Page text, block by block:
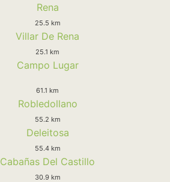
Rena
25.5 km
Villar De Rena
25.1 km
Campo Lugar
61.1 km
Robledollano
55.2 km
Deleitosa
55.4 km
Cabañas Del Castillo
30.9 km